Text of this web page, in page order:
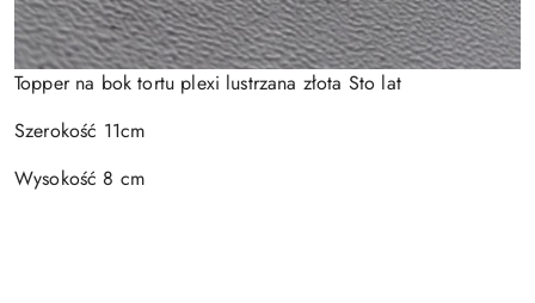
Topper na bok tortu plexi lustrzana złota Sto lat
Szerokość 11cm
Wysokość 8 cm